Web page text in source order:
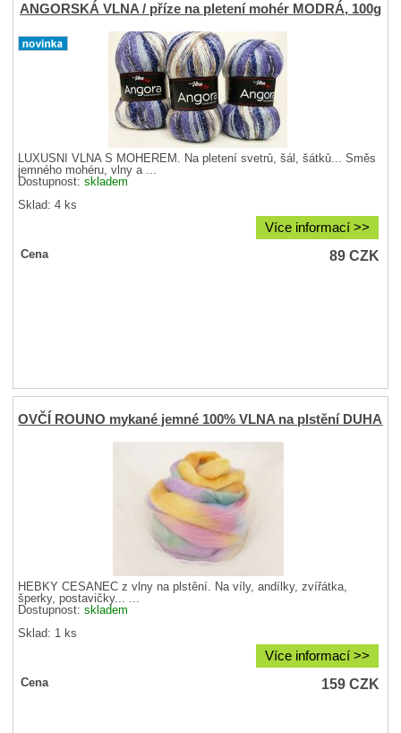
ANGORSKÁ VLNA / příze na pletení mohér MODRÁ, 100g
LUXUSNÍ VLNA S MOHÉREM. Na pletení svetrů, šál, šátků... Směs
jemného mohéru, vlny a ...
Dostupnost:skladem
Sklad: 4 ks
Více informací >>
Cena 89CZK
OVČÍ ROUNO mykané jemné 100% VLNA na plstění DUHA
HEBKÝ ČESANEC z vlny na plstění. Na víly, andílky, zvířátka,
šperky, postavičky... ...
Dostupnost:skladem
Sklad: 1 ks
Více informací >>
Cena 159CZK